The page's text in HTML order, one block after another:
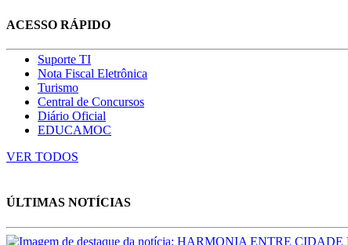
ACESSO RÁPIDO
Suporte TI
Nota Fiscal Eletrônica
Turismo
Central de Concursos
Diário Oficial
EDUCAMOC
VER TODOS
ÚLTIMAS NOTÍCIAS